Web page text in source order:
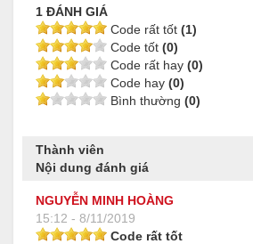
1 ĐÁNH GIÁ
Code rất tốt (1)
Code tốt (0)
Code rất hay (0)
Code hay (0)
Bình thường (0)
Thành viên
Nội dung đánh giá
NGUYỄN MINH HOÀNG
15:12 - 8/11/2019
Code rất tốt